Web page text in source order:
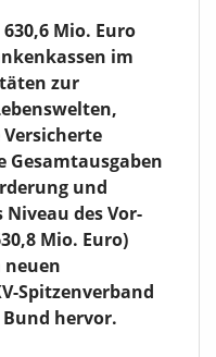
Mio. Euro
im
zur
und
des Vor-
Mio. Euro)
neuen
Spitzenverband
hervor.